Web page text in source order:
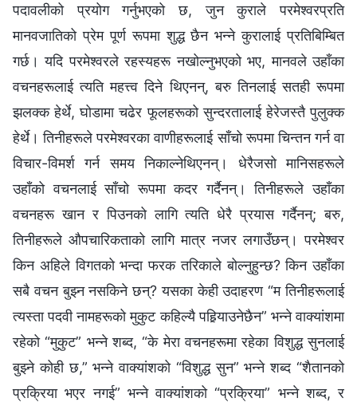
पदावलीको प्रयोग गर्नुभएको छ, जुन कुराले परमेश्‍वरप्रति
मानवजातिको प्रेम पूर्ण रूपमा शुद्ध छैन भन्‍ने कुरालाई प्रतिबिम्‍बित
गर्छ। यदि परमेश्‍वरले रहस्यहरू नखोल्‍नुभएको भए, मानवले उहाँका
वचनहरूलाई त्यति महत्त्व दिने थिएनन्, बरु तिनलाई सतही रूपमा
झलक्‍क हेर्थे, घोडामा चढेर फूलहरूको सुन्दरतालाई हेरेजस्तै पुलुक्क
हेर्थे। तिनीहरूले परमेश्‍वरका वाणीहरूलाई साँचो रूपमा चिन्तन गर्न वा
विचार-विमर्श गर्न समय निकाल्नेथिएनन्। धेरैजसो मानिसहरूले
उहाँको वचनलाई साँचो रूपमा कदर गर्दैनन्। तिनीहरूले उहाँका
वचनहरू खान र पिउनको लागि त्यति धेरै प्रयास गर्दैनन्; बरु,
तिनीहरूले औपचारिकताको लागि मात्र नजर लगाउँछन्। परमेश्‍वर
किन अहिले विगतको भन्दा फरक तरिकाले बोल्‍नुहुन्छ? किन उहाँका
सबै वचन बुझ्‍न नसकिने छन्? यसका केही उदाहरण “म तिनीहरूलाई
त्यस्ता पदवी नामहरूको मुकुट कहिल्यै पहिर्‍याउनेछैन” भन्‍ने वाक्यांशमा
रहेको “मुकुट” भन्‍ने शब्‍द, “के मेरा वचनहरूमा रहेका विशुद्ध सुनलाई
बुझ्‍ने कोही छ,” भन्‍ने वाक्यांशको “विशुद्ध सुन” भन्‍ने शब्‍द “शैतानको
प्रक्रिया भएर नगई” भन्‍ने वाक्यांशको “प्रक्रिया” भन्‍ने शब्‍द, र